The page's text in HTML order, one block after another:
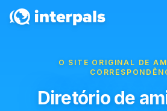
O SITE ORIGINAL DE
Diretório de